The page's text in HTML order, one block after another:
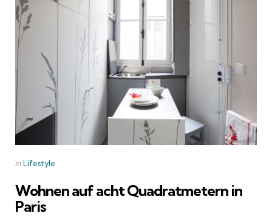
Categories
Posted
inLifestyle
Wohnen auf acht Quadratmetern in
Paris